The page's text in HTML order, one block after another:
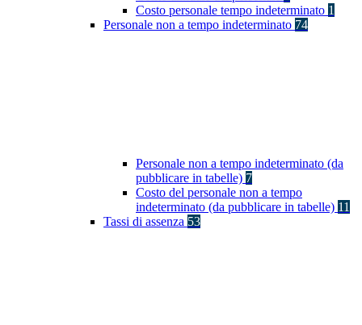
Costo personale tempo indeterminato 1
Personale non a tempo indeterminato 74
Personale non a tempo indeterminato (da
pubblicare in tabelle) 7
Costo del personale non a tempo
indeterminato (da pubblicare in tabelle) 11
Tassi di assenza 53